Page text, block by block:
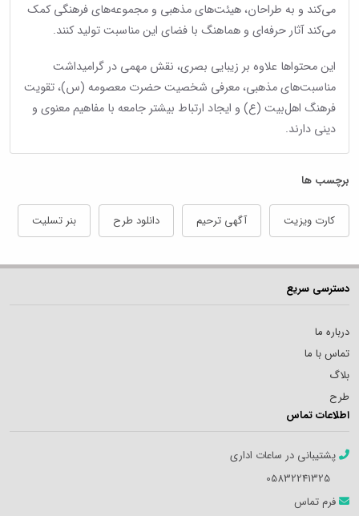
می‌کند و به طراحان، هیئت‌های مذهبی و مجموعه‌های فرهنگی کمک
می‌کند آثار حرفه‌ای و هماهنگ با فضای این مناسبت تولید کنند.
این محتواها علاوه بر زیبایی بصری، نقش مهمی در گرامیداشت
مناسبت‌های مذهبی، معرفی شخصیت حضرت معصومه (س)، تقویت
فرهنگ اهل‌بیت (ع) و ایجاد ارتباط بیشتر جامعه با مفاهیم معنوی و
دینی دارند.
برچسب ها
کارت ویزیت آگهی ترحیم دانلود طرح بنر تسلیت
دسترسی سریع
درباره ما
تماس با ما
بلاگ
طرح
اطلاعات تماس
پشتیبانی در ساعات اداری
05832241325
فرم تماس